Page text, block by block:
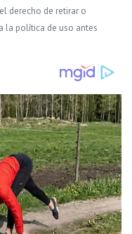
derecho de retirar o
la política de uso antes